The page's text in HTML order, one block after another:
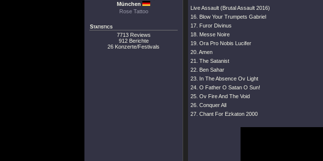
München
Rose Tattoo
Statistics
7713 Reviews
912 Berichte
26 Konzerte/Festivals
Live Assault (Brutal Assault 2016)
16. Blow Your Trumpets Gabriel
17. Furor Divinus
18. Messe Noire
19. Ora Pro Nobis Lucifer
20. Amen
21. The Satanist
22. Ben Sahar
23. In The Absence Ov Light
24. O Father O Satan O Sun!
25. Ov Fire And The Void
26. Conquer All
27. Chant For Ezkaton 2000